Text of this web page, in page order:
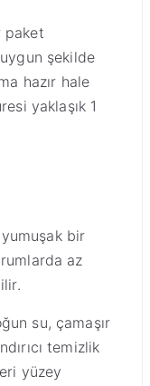
paket
şekilde
hazır hale
yaklaşık 1
bir
az
su, çamaşır
temizlik
yüzey